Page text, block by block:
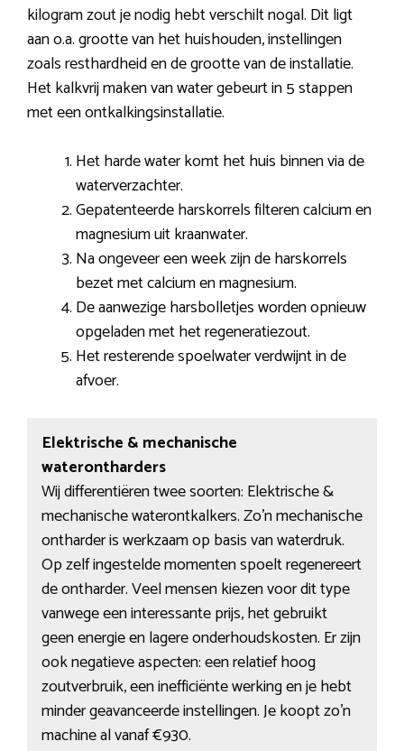
kilogram zout je nodig hebt verschilt nogal. Dit ligt
aan o.a. grootte van het huishouden, instellingen
zoals resthardheid en de grootte van de installatie.
Het kalkvrij maken van water gebeurt in 5 stappen
met een ontkalkingsinstallatie.
Het harde water komt het huis binnen via de
waterverzachter.
Gepatenteerde harskorrels filteren calcium en
magnesium uit kraanwater.
Na ongeveer een week zijn de harskorrels
bezet met calcium en magnesium.
De aanwezige harsbolletjes worden opnieuw
opgeladen met het regeneratiezout.
Het resterende spoelwater verdwijnt in de
afvoer.
Elektrische & mechanische
waterontharders
Wij differentiëren twee soorten: Elektrische &
mechanische waterontkalkers. Zo’n mechanische
ontharder is werkzaam op basis van waterdruk.
Op zelf ingestelde momenten spoelt regenereert
de ontharder. Veel mensen kiezen voor dit type
vanwege een interessante prijs, het gebruikt
geen energie en lagere onderhoudskosten. Er zijn
ook negatieve aspecten: een relatief hoog
zoutverbruik, een inefficiënte werking en je hebt
minder geavanceerde instellingen. Je koopt zo’n
machine al vanaf €930.